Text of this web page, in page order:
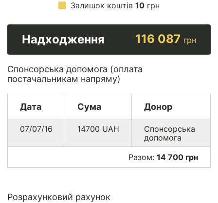
Залишок коштів 10 грн
Надходження 116 087 грн
Спонсорська допомога (оплата
постачальникам напряму)
Дата Сума Донор
07/07/16 14700 UAH
Спонсорська
допомога
Разом: 14 700 грн
Розрахунковий рахунок